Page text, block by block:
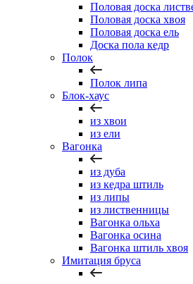
Половая доска
Половая доска хвоя
Половая доска ель
Доска пола кедр
Полок
Полок липа
Блок-хаус
из хвои
из ели
Вагонка
из дуба
из кедра штиль
из липы
из лиственницы
Вагонка ольха
Вагонка осина
Вагонка штиль хвоя
Имитация бруса